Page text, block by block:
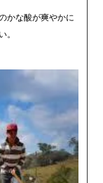
かな酸が爽やかに
。